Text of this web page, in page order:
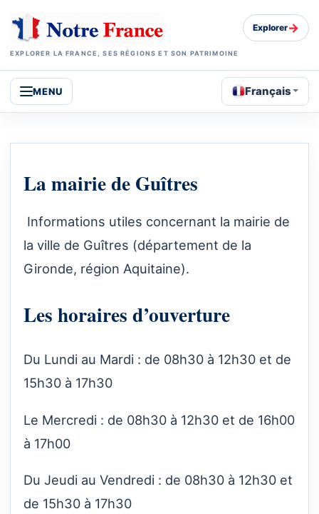
EXPLORER LA FRANCE, SES RÉGIONS ET SON PATRIMOINE
Explorer→
MENU Français
La mairie de Guîtres
Informations utiles concernant la mairie de
la ville de Guîtres (département de la
Gironde, région Aquitaine).
Les horaires d’ouverture
Du Lundi au Mardi : de 08h30 à 12h30 et de
15h30 à 17h30
Le Mercredi : de 08h30 à 12h30 et de 16h00
à 17h00
Du Jeudi au Vendredi : de 08h30 à 12h30 et
de 15h30 à 17h30